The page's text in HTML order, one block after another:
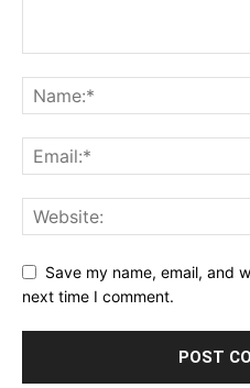
Save my name, email, and
next time I comment.